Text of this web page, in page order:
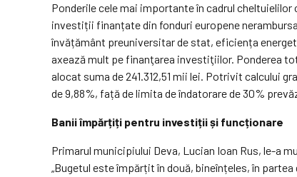
Ponderile cele mai importante în cadrul
investiții finanțate din fonduri europene
învățământ preuniversitar de stat, eficiența
axează mult pe finanţarea investiţiilor. Ponderea
alocat suma de 241.312,51 mii lei. Potrivit calcului
de 9,88%, față de limita de îndatorare de 30%
Banii împărțiți pentru investiții și funcționare
Primarul municipiului Deva, Lucian Ioan Rus, le-a
„Bugetul este împărțit în două, bineînțeles, în